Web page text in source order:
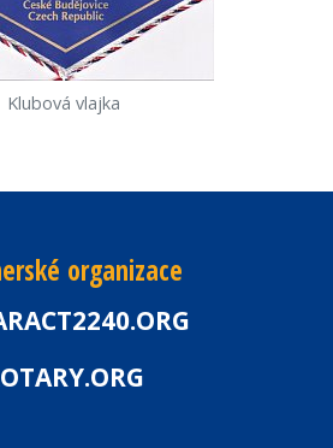
Klubová vlajka
organizace